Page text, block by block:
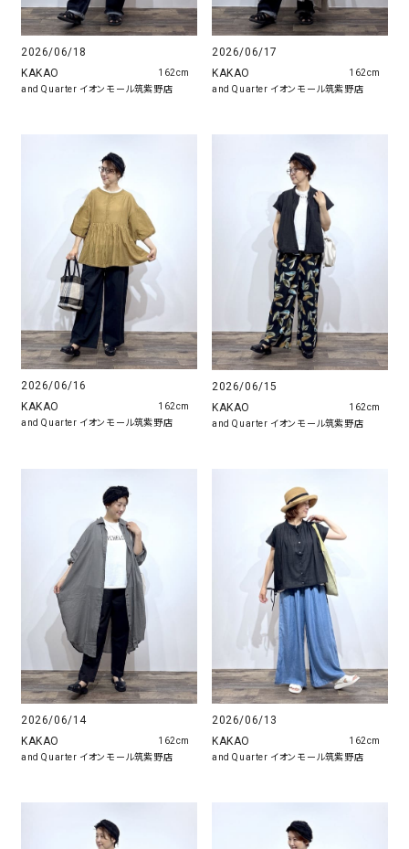
2026/06/18
KAKAO
and Quarter イオンモール筑紫野店
162cm
2026/06/17
KAKAO
and Quarter イオンモール筑紫野店
162cm
2026/06/16
KAKAO
and Quarter イオンモール筑紫野店
162cm
2026/06/15
KAKAO
and Quarter イオンモール筑紫野店
162cm
2026/06/14
KAKAO
and Quarter イオンモール筑紫野店
162cm
2026/06/13
KAKAO
and Quarter イオンモール筑紫野店
162cm